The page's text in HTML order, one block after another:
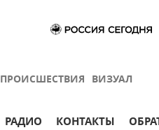
ПРОИСШЕСТВИЯ ВИЗУАЛ
РАДИО КОНТАКТЫ